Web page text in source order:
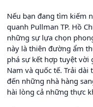
Nếu bạn đang tìm kiếm
quanh Pullman TP. Hồ
những sự lựa chọn
này là thiên đường ẩm
phá sự kết hợp tuyệt
Nam và quốc tế. Trải
đến những nhà hàng
hài lòng cả những thực